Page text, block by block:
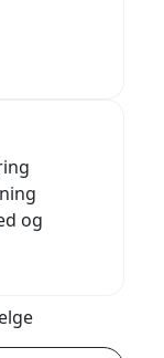
og